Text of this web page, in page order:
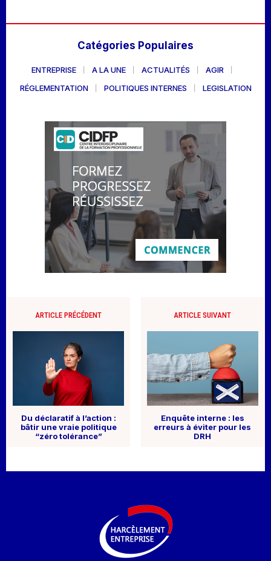
Catégories Populaires
ENTREPRISE A LA UNE ACTUALITÉS
AGIR
RÉGLEMENTATION
POLITIQUES INTERNES LEGISLATION
ARTICLE PRÉCÉDENT
Du déclaratif à l’action :
bâtir une vraie politique
“zéro tolérance”
ARTICLE SUIVANT
Enquête interne : les
erreurs à éviter pour les
DRH